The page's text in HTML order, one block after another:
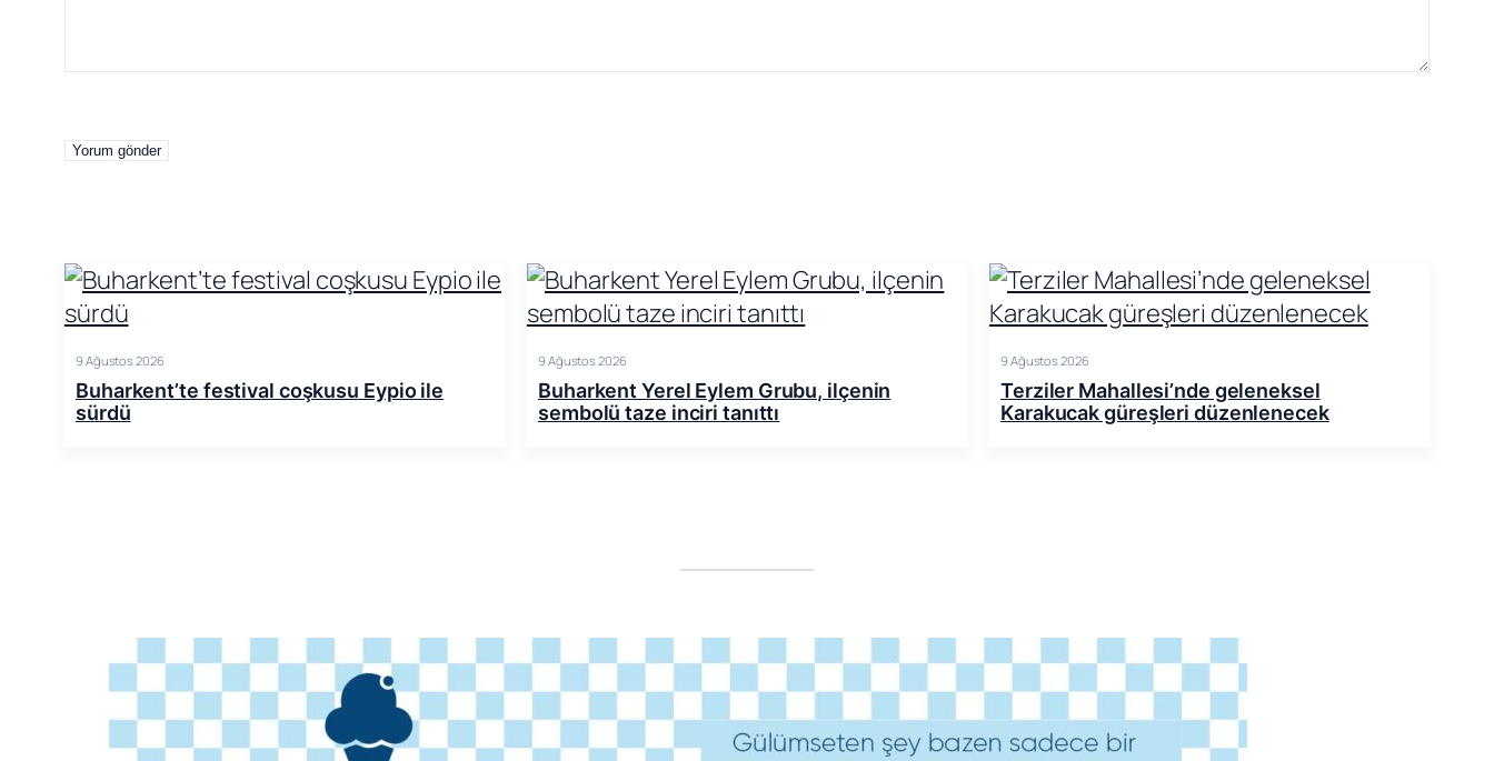
9 Ağustos 2026
Buharkent’te festival coşkusu Eypio ile
sürdü
9 Ağustos 2026
Buharkent Yerel Eylem Grubu, ilçenin
sembolü taze inciri tanıttı
9 Ağustos 2026
Terziler Mahallesi’nde geleneksel
Karakucak güreşleri düzenlenecek